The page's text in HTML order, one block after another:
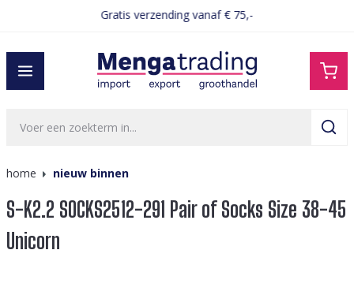
Gratis verzending vanaf € 75,-
home nieuw binnen
S-K2.2 SOCKS2512-291 Pair of Socks Size 38-45
Unicorn